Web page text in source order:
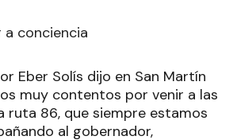
conciencia
Eber Solís dijo en San Martín
muy contentos por venir a las
ruta 86, que siempre estamos
al gobernador,